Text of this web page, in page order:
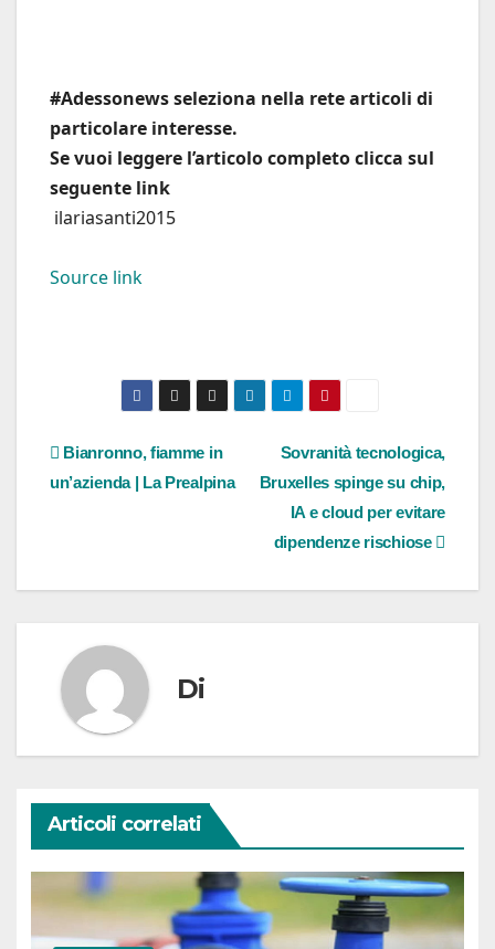
#Adessonews seleziona nella rete articoli di
particolare interesse.
Se vuoi leggere l’articolo completo clicca sul
seguente link
ilariasanti2015
Source link
Navigazione
articoli
Sovranità tecnologica,
Bruxelles spinge su chip,
IA e cloud per evitare
dipendenze rischiose
Bianronno, fiamme in
un’azienda | La Prealpina
Di
Articoli correlati